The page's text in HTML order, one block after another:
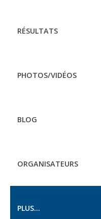
RÉSULTATS
PHOTOS/VIDÉOS
BLOG
ORGANISATEURS
PLUS...